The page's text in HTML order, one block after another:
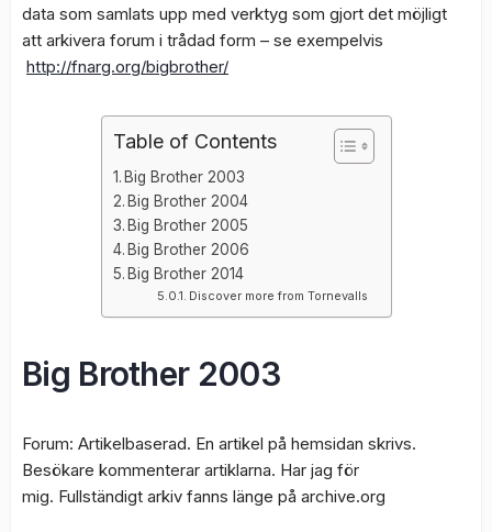
data som samlats upp med verktyg som gjort det möjligt
att arkivera forum i trådad form – se exempelvis
http://fnarg.org/bigbrother/
Table of Contents
Big Brother 2003
Big Brother 2004
Big Brother 2005
Big Brother 2006
Big Brother 2014
Discover more from Tornevalls
Big Brother 2003
Forum: Artikelbaserad. En artikel på hemsidan skrivs.
Besökare kommenterar artiklarna. Har jag för
mig. Fullständigt arkiv fanns länge på archive.org